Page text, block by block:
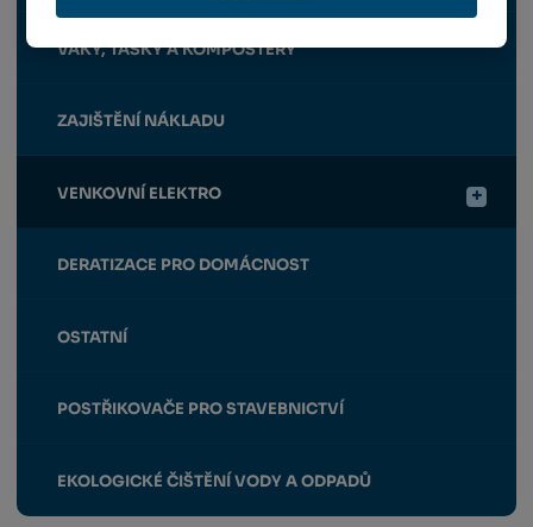
VAKY, TAŠKY A KOMPOSTÉRY
ZAJIŠTĚNÍ NÁKLADU
VENKOVNÍ ELEKTRO
DERATIZACE PRO DOMÁCNOST
OSTATNÍ
POSTŘIKOVAČE PRO STAVEBNICTVÍ
EKOLOGICKÉ ČIŠTĚNÍ VODY A ODPADŮ